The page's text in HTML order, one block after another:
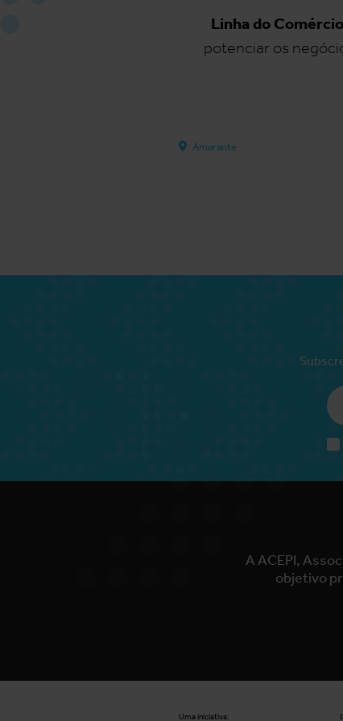
Linha do Comércio
potenciar os
Amarante
A ACEPI,
objetivo
Uma iniciativa: